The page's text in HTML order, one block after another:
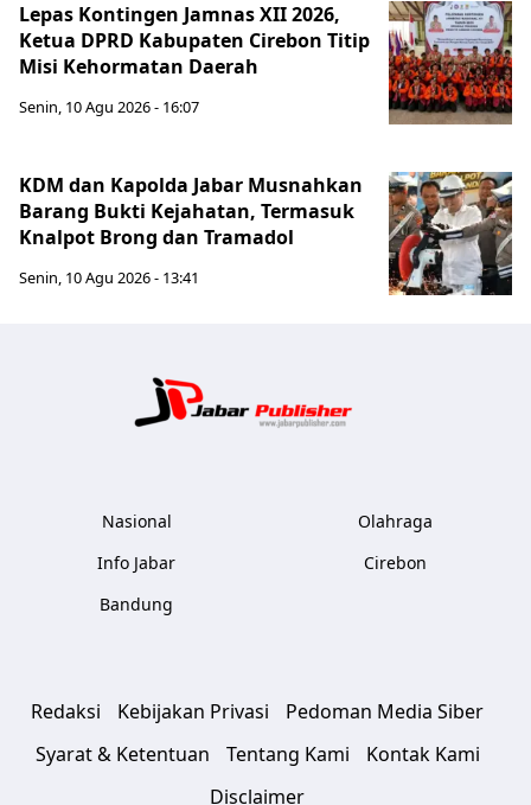
Lepas Kontingen Jamnas XII 2026,
Ketua DPRD Kabupaten Cirebon Titip
Misi Kehormatan Daerah
Senin, 10 Agu 2026 - 16:07
KDM dan Kapolda Jabar Musnahkan
Barang Bukti Kejahatan, Termasuk
Knalpot Brong dan Tramadol
Senin, 10 Agu 2026 - 13:41
Nasional
Info Jabar
Bandung
Olahraga
Cirebon
Redaksi Kebijakan Privasi
Pedoman Media Siber
Syarat & Ketentuan
Tentang Kami
Kontak Kami
Disclaimer